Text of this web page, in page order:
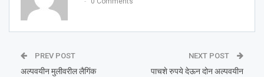
PREV POST
अल्पवयीन मुलीवरील लैगिंक
NEXT POST
पाचशे रुपये देऊन दोन अल्पवयीन